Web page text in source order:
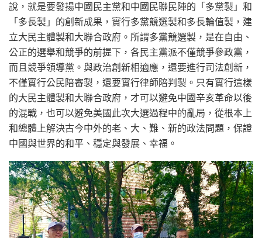
說，就是要發揚中國民主黨和中國民聯民陣的「多黨製」和
「多長製」的創新成果，實行多黨競選製和多長輪值製，建
立大民主體製和大聯合政府。所謂多黨競選製，是在自由、
公正的選舉和競爭的前提下，各民主黨派不僅競爭參政黨，
而且競爭領導黨。與政治創新相適應，還要進行司法創新，
不僅實行公民陪審製，還要實行律師陪判製。只有實行這樣
的大民主體製和大聯合政府，才可以避免中國辛亥革命以後
的混戰，也可以避免美國此次大選過程中的亂局，從根本上
和總體上解決古今中外的老、大、難、新的政法問題，保證
中國與世界的和平、穩定與發展、幸福。